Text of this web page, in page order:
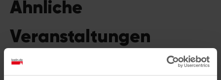
Ähnliche
Veranstaltungen